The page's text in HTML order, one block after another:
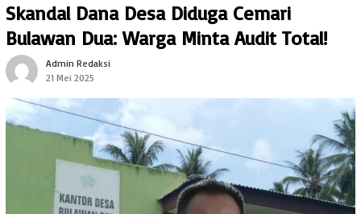
Skandal Dana Desa Diduga Cemari
Bulawan Dua: Warga Minta Audit Total!
Admin Redaksi
21 Mei 2025